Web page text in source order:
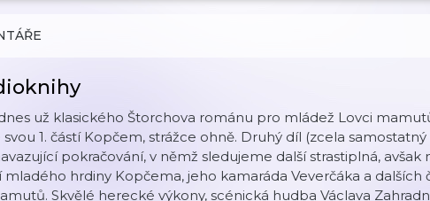
už klasického Štorchova románu pro mládež Lovci
1. částí Kopčem, strážce ohně. Druhý díl (zcela samostatný
pokračování, v němž sledujeme další strastiplná, avšak
hrdiny Kopčema, jeho kamaráda Veverčáka a dalších
Skvělé herecké výkony, scénická hudba Václava